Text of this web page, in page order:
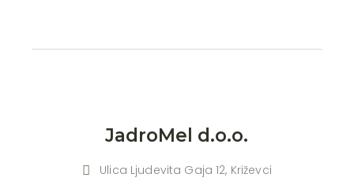
JadroMel d.o.o.
Ulica Ljudevita Gaja 12, Križevci